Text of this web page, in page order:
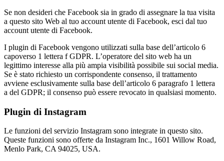
Se non desideri che Facebook sia in grado di assegnare la tua visita
a questo sito Web al tuo account utente di Facebook, esci dal tuo
account utente di Facebook.
I plugin di Facebook vengono utilizzati sulla base dell’articolo 6
capoverso 1 lettera f GDPR. L’operatore del sito web ha un
legittimo interesse alla più ampia visibilità possibile sui social media.
Se è stato richiesto un corrispondente consenso, il trattamento
avviene esclusivamente sulla base dell’articolo 6 paragrafo 1 lettera
a del GDPR; il consenso può essere revocato in qualsiasi momento.
Plugin di Instagram
Le funzioni del servizio Instagram sono integrate in questo sito.
Queste funzioni sono offerte da Instagram Inc., 1601 Willow Road,
Menlo Park, CA 94025, USA.